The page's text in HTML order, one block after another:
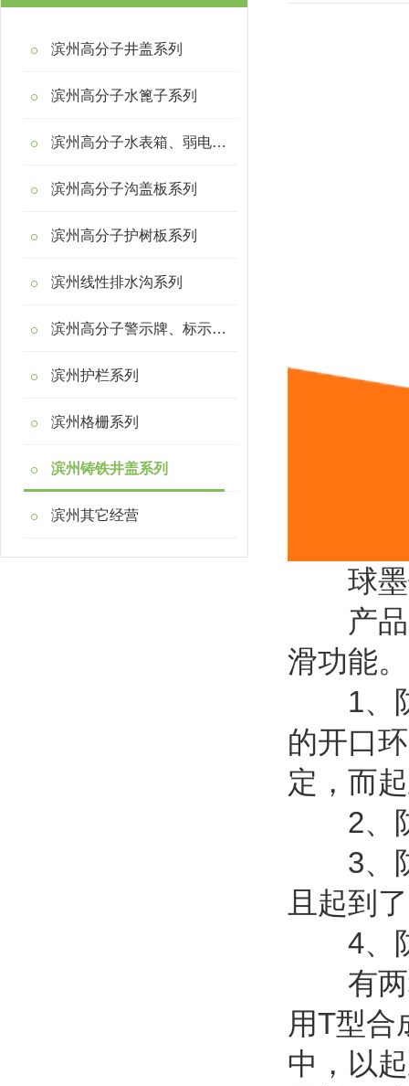
滨州高分子井盖系列
滨州高分子水篦子系列
滨州高分子水表箱、弱电箱系列
滨州高分子沟盖板系列
滨州高分子护树板系列
滨州线性排水沟系列
滨州高分子警示牌、标示桩系列
滨州护栏系列
滨州格栅系列
滨州铸铁井盖系列
滨州其它经营
球墨
产品具
滑功能。
1、防
的开口
定，而
2、防
3、防
且起到
4、
有两种
用T型合
中，以